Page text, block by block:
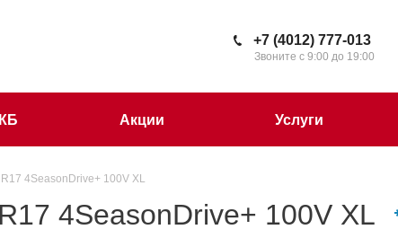
+7 (4012) 777-013
Звоните с 9:00 до 19:00
Акции Услуги
4SeasonDrive+ 100V XL
4SeasonDrive+ 100V XL